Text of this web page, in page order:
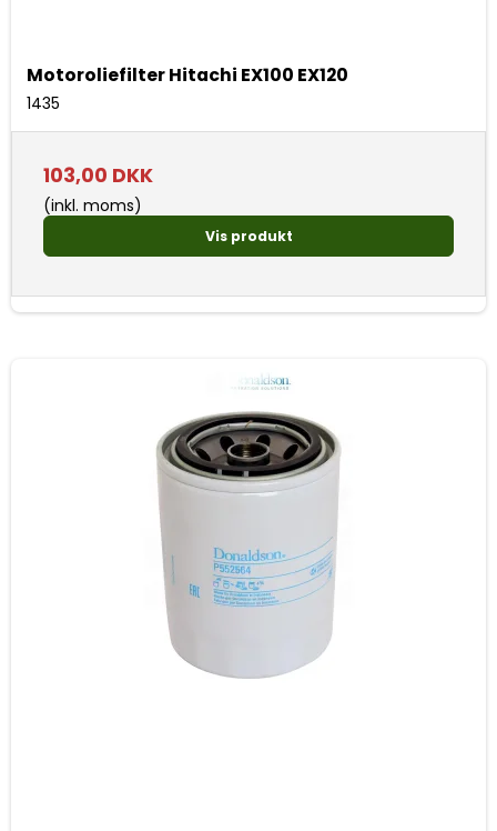
Motoroliefilter Hitachi EX100 EX120
1435
103,00 DKK
(inkl. moms)
Vis produkt